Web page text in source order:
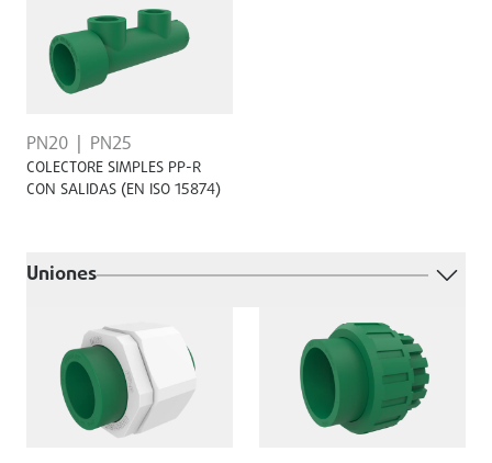
PN20 PN25
COLECTORE SIMPLES PP-R
CON SALIDAS (EN ISO 15874)
Uniones